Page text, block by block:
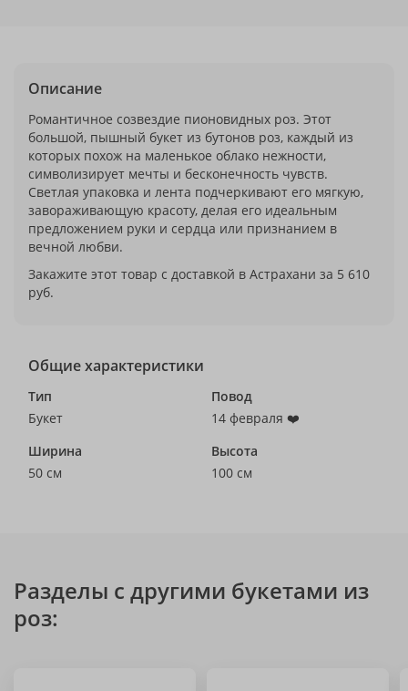
Описание
Романтичное созвездие пионовидных роз. Этот
большой, пышный букет из бутонов роз, каждый из
которых похож на маленькое облако нежности,
символизирует мечты и бесконечность чувств.
Светлая упаковка и лента подчеркивают его мягкую,
завораживающую красоту, делая его идеальным
предложением руки и сердца или признанием в
вечной любви.
Закажите этот товар с доставкой в Астрахани за 5 610
руб.
Общие характеристики
Тип
Букет
Повод
14 февраля ❤️
Ширина
50 см
Высота
100 см
Разделы с другими букетами из
роз: